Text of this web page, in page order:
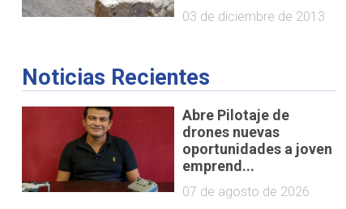
03 de diciembre de 2013
Noticias Recientes
Abre Pilotaje de
drones nuevas
oportunidades a joven
emprend...
07 de agosto de 2026